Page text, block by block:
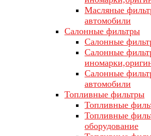
Масляные
автомобили
Салонные фильтры
Салонные
Салонные
Салонные
автомобили
Топливные фильтры
Топливные
Топливные
оборудование